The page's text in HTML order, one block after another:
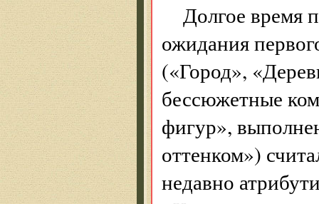
Долгое время
ожидания
(«Город»,
бессюжетные
фигур»,
оттенком»)
недавно